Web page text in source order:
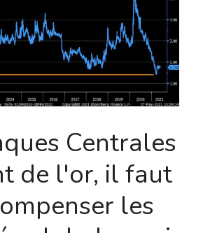
Centrales
de l'or, il faut
les